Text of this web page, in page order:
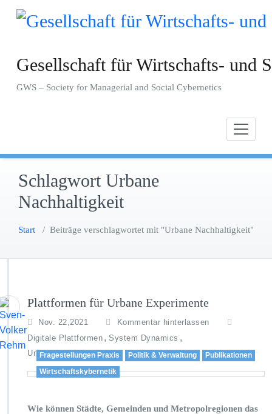
Zum
Gesellschaft für Wirtschafts- und
GWS – Society for Managerial and Social Cybernetics
Schlagwort Urbane
Nachhaltigkeit
Start / Beiträge verschlagwortet mit "Urbane Nachhaltigkeit"
Plattformen für Urbane Experimente
Nov. 22,2021
Kommentar hinterlassen
Digitale Plattformen , System Dynamics ,
Urbane Nachhaltigkeit
Fragestellungen Praxis Politik & Verwaltung
Publikationen
Wirtschaftskybernetik
Wie können Städte, Gemeinden und Metropolregionen das